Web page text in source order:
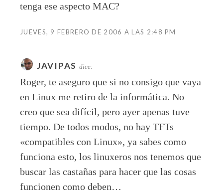
tenga ese aspecto MAC?
JUEVES, 9 FEBRERO DE 2006 A LAS 2:48 PM
JAVIPAS dice:
Roger, te aseguro que si no consigo que vaya
en Linux me retiro de la informática. No
creo que sea difícil, pero ayer apenas tuve
tiempo. De todos modos, no hay TFTs
«compatibles con Linux», ya sabes como
funciona esto, los linuxeros nos tenemos que
buscar las castañas para hacer que las cosas
funcionen como deben…